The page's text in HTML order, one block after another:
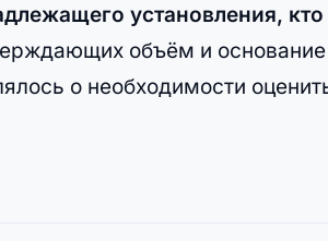
установления, кто
объём и основание
о необходимости